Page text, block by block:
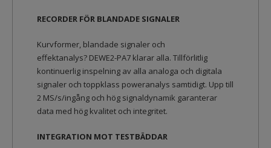
RECORDER FÖR BLANDADE SIGNALER
Kurvformer, blandade signaler och
effektanalys? DEWE2-PA7 klarar alla. Tillförlitlig
kontinuerlig inspelning av alla analoga och digitala
signaler och toppklass poweranalys samtidigt. Upp till
2 MS/s/ingång och hög signaldynamik garanterar
data med hög kvalitet och integritet.
INTEGRATION MOT TESTBÄDDAR